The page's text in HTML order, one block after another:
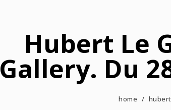
Hubert Le
Gallery. Du
home /